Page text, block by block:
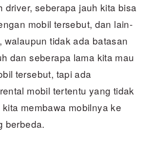
driver, seberapa jauh kita bisa
mobil tersebut, dan lain-
walaupun tidak ada batasan
dan seberapa lama kita mau
tersebut, tapi ada
mobil tertentu yang tidak
membawa mobilnya ke
berbeda.